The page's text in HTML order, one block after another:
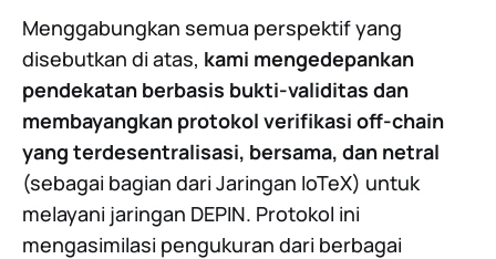
Menggabungkan semua perspektif yang
disebutkan di atas, kami mengedepankan
pendekatan berbasis bukti-validitas dan
membayangkan protokol verifikasi off-chain
yang terdesentralisasi, bersama, dan netral
(sebagai bagian dari Jaringan IoTeX) untuk
melayani jaringan DEPIN. Protokol ini
mengasimilasi pengukuran dari berbagai